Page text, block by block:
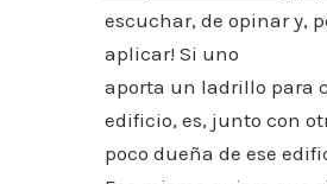
escuchar, de opinar y,
aplicar! Si uno
aporta un ladrillo para
edificio, es, junto con
poco dueña de ese